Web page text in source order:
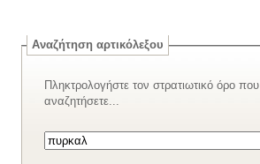
Αναζήτηση αρτικόλεξου
Πληκτρολογήστε τον στρατιωτικό όρο
αναζητήσετε...